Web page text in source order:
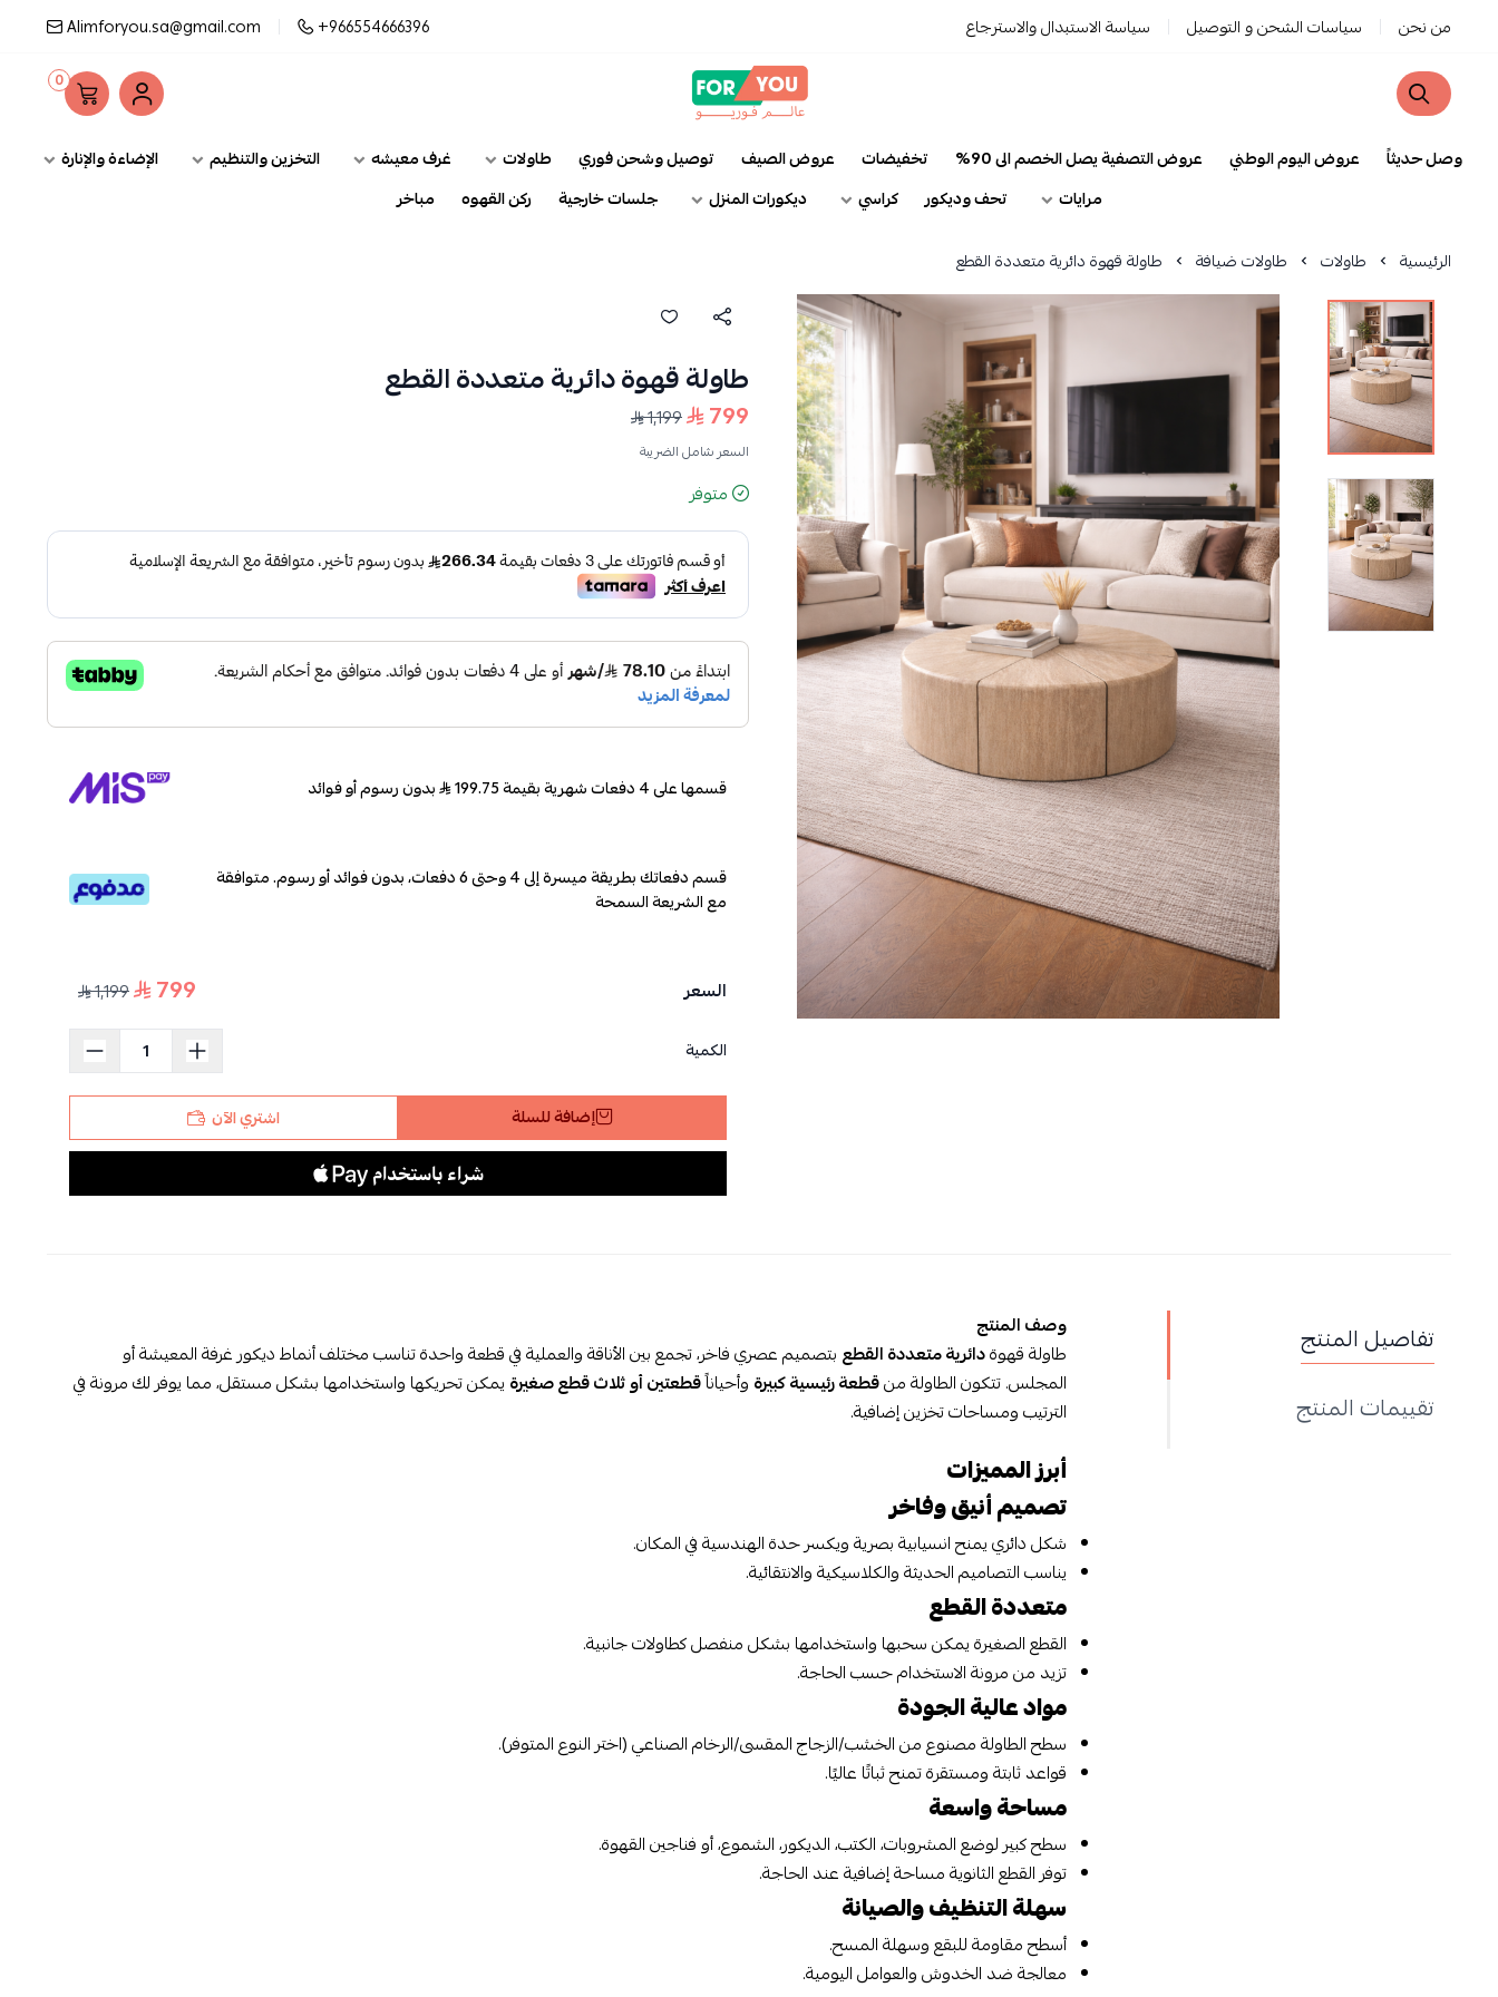
من نحن سياسات الشحن و التوصيل سياسة الاستبدال والاسترجاع +966554666396
Alimforyou.sa@gmail.com
عالم فوريو
0
وصل حديثاً عروض اليوم الوطني عروض التصفية يصل الخصم الى 90% تخفيضات عروض الصيف توصيل وشحن فوري طاولات غرف معيشه التخزين والتنظيم
الإضاءة والإنارة
مرايات
تحف وديكور كراسي ديكورات المنزل جلسات خارجية ركن القهوه مباخر
الرئيسية طاولات طاولات ضيافة طاولة قهوة دائرية متعددة القطع
طاولة قهوة دائرية متعددة القطع
799
1,199
السعر شامل الضريبة
متوفر
قسمها على 4 دفعات شهرية بقيمة 199.75 بدون رسوم أو فوائد
قسم دفعاتك بطريقة ميسرة إلى 4 وحتى 6 دفعات، بدون فوائد أو رسوم. متوافقة
مع الشريعة السمحة
السعر 799
1,199
الكمية
إضافة للسلة اشتري الآن
تفاصيل المنتج
تقييمات المنتج
وصف المنتج
طاولة قهوةدائرية متعددة القطع بتصميم عصري فاخر، تجمع بين الأناقة والعملية في قطعة واحدة تناسب مختلف أنماط ديكور غرفة المعيشة أو
المجلس. تتكون الطاولة منقطعة رئيسية كبيرة وأحياناًقطعتين أو ثلاث قطع صغيرة يمكن تحريكها واستخدامها بشكل مستقل، مما يوفر لك مرونة في
الترتيب ومساحات تخزين إضافية.
أبرز المميزات
تصميم أنيق وفاخر
شكل دائري يمنح انسيابية بصرية ويكسر حدة الهندسية في المكان.
يناسب التصاميم الحديثة والكلاسيكية والانتقائية.
متعددة القطع
القطع الصغيرة يمكن سحبها واستخدامها بشكل منفصل كطاولات جانبية.
تزيد من مرونة الاستخدام حسب الحاجة.
مواد عالية الجودة
سطح الطاولة مصنوع من الخشب/الزجاج المقسى/الرخام الصناعي (اختر النوع المتوفر).
قواعد ثابتة ومستقرة تمنح ثباتًا عاليًا.
مساحة واسعة
سطح كبير لوضع المشروبات، الكتب، الديكور، الشموع، أو فناجين القهوة.
توفر القطع الثانوية مساحة إضافية عند الحاجة.
سهلة التنظيف والصيانة
أسطح مقاومة للبقع وسهلة المسح.
معالجة ضد الخدوش والعوامل اليومية.